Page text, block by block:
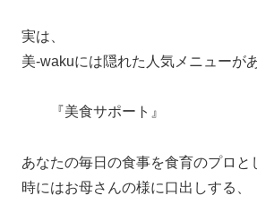
実は、
美-wakuには隠れた人気メニューが
『美食サポート』
あなたの毎日の食事を食育のプロと
時にはお母さんの様に口出しする、